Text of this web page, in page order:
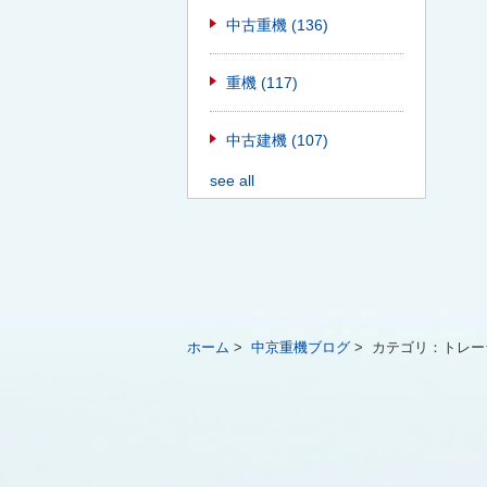
中古重機 (136)
重機 (117)
中古建機 (107)
see all
ホーム > 中京重機ブログ > カテゴリ： トレ